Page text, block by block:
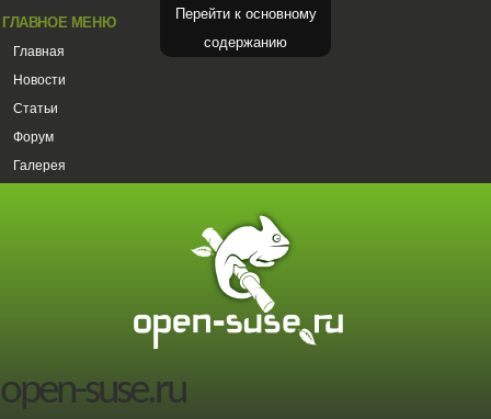
Перейти к основному
содержанию
ГЛАВНОЕ МЕНЮ
Главная
Новости
Статьи
Форум
Галерея
open-suse.ru